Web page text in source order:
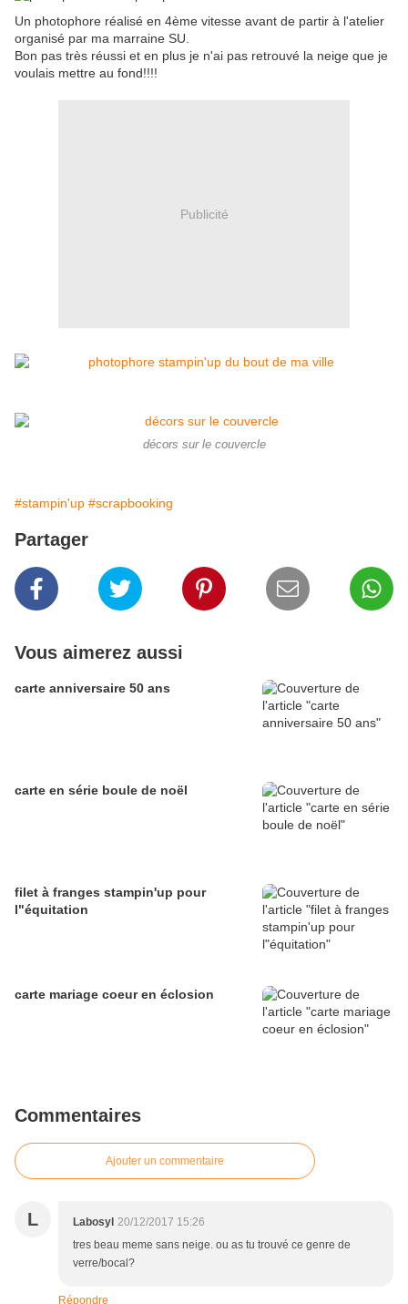
Un photophore réalisé en 4ème vitesse avant de partir à l'atelier
organisé par ma marraine SU.
Bon pas très réussi et en plus je n'ai pas retrouvé la neige que je
voulais mettre au fond!!!!
Publicité
décors sur le couvercle
#stampin'up #scrapbooking
Partager
Vous aimerez aussi
carte anniversaire 50 ans
carte en série boule de noël
filet à franges stampin'up pour
l"équitation
carte mariage coeur en éclosion
Commentaires
Ajouter un commentaire
L Labosyl 20/12/2017 15:26
tres beau meme sans neige. ou as tu trouvé ce genre de
verre/bocal?
Répondre